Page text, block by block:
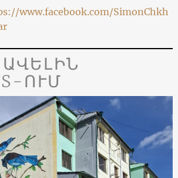
www.facebook.com/SimonChkh
ՈՒՄ